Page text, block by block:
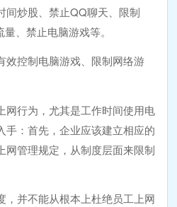
间炒股、禁止QQ聊天、限制
、禁止电脑游戏等。
效控制电脑游戏、限制网络游
网行为，尤其是工作时间使用电
手：首先，企业应该建立相应的
网管理规定，从制度层面来限制
，并不能从根本上杜绝员工上网